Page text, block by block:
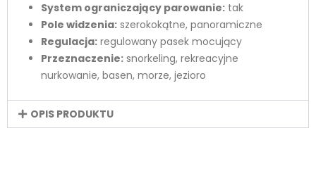
System ograniczający parowanie: tak
Pole widzenia: szerokokątne, panoramiczne
Regulacja: regulowany pasek mocujący
Przeznaczenie: snorkeling, rekreacyjne
nurkowanie, basen, morze, jezioro
OPIS PRODUKTU